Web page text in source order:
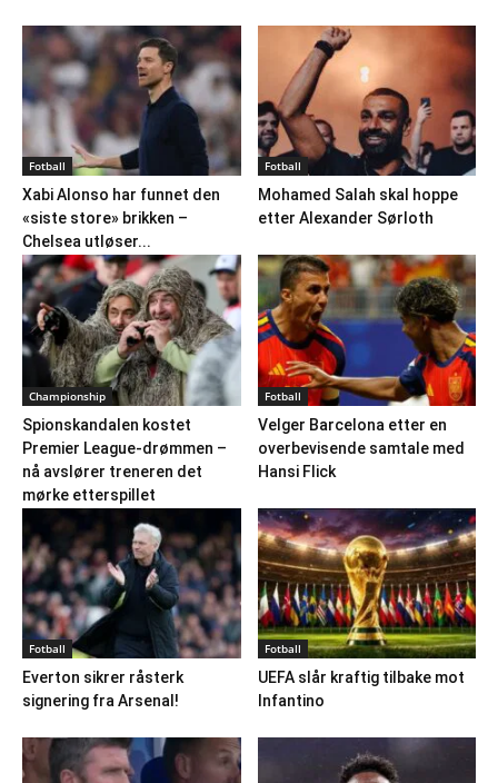
Fotball
Xabi Alonso har funnet den
«siste store» brikken –
Chelsea utløser...
Fotball
Mohamed Salah skal hoppe
etter Alexander Sørloth
Championship
Spionskandalen kostet
Premier League-drømmen –
nå avslører treneren det
mørke etterspillet
Fotball
Velger Barcelona etter en
overbevisende samtale med
Hansi Flick
Fotball
Everton sikrer råsterk
signering fra Arsenal!
Fotball
UEFA slår kraftig tilbake mot
Infantino